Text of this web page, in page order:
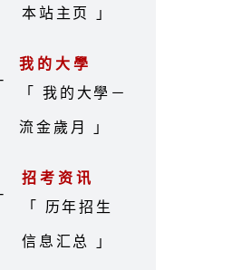
本站主页 」
我的大學
「 我的大學－
流金歲月 」
招考资讯
「 历年招生
信息汇总 」